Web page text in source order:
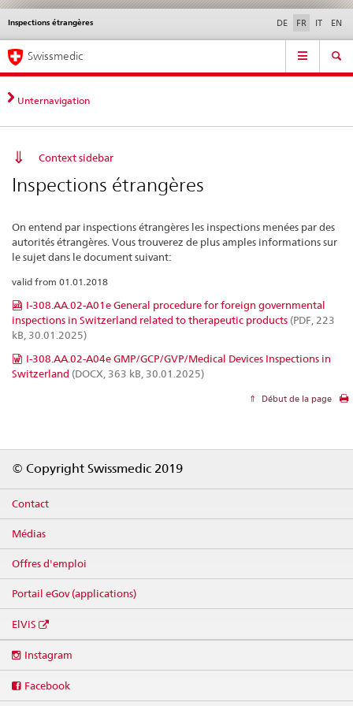
Navigation
directe:
actualités,
bases
contact
Actualités & Mises à
normes
Contact | Support &
aide
Inspections étrangères DE FR IT EN
Service
Navigation
Swissmedic
Unternavigation
Context sidebar
Inspections étrangères
On entend par inspections étrangères les inspections menées par des
autorités étrangères. Vous trouverez de plus amples informations sur
le sujet dans le document suivant:
valid from 01.01.2018
I-308.AA.02-A01e General procedure for foreign governmental
inspections in Switzerland related to therapeutic products (PDF, 223
kB, 30.01.2025)
I-308.AA.02-A04e GMP/GCP/GVP/Medical Devices Inspections in
Switzerland (DOCX, 363 kB, 30.01.2025)
Début de la page
© Copyright Swissmedic 2019
Contact
Médias
Offres d'emploi
Portail eGov (applications)
ElViS
media
Instagram
Facebook